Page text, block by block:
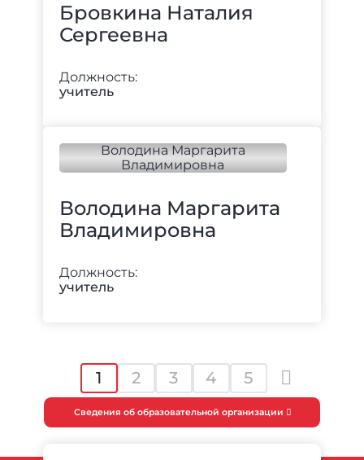
Бровкина Наталия
Сергеевна
Должность:
учитель
Володина Маргарита
Владимировна
Должность:
учитель
1 2 3 4 5
Сведения об образовательной организации